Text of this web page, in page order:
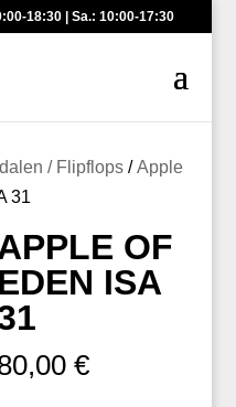
18:30 | Sa.: 10:00-17:30
/ Flipflops/Apple
31
OF
EDEN ISA
€